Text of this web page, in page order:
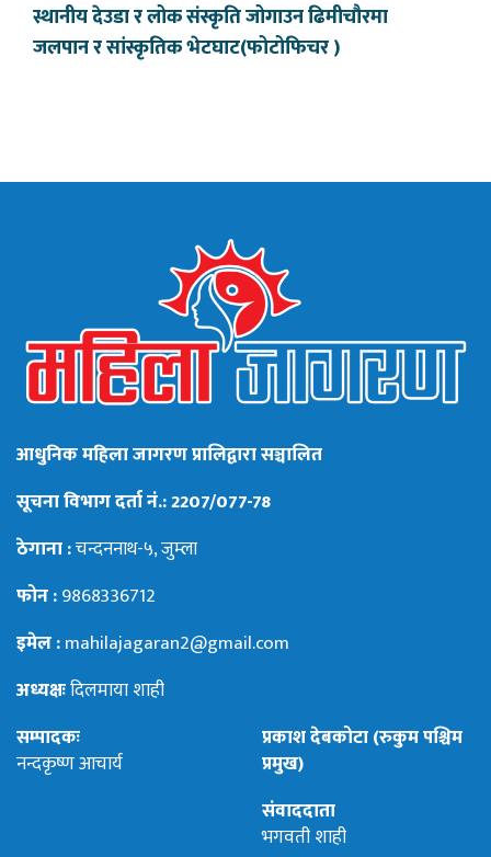
स्थानीय देउडा र लोक संस्कृति जोगाउन ढिमीचौरमा
जलपान र सांस्कृतिक भेटघाट(फोटोफिचर )
आधुनिक महिला जागरण प्रालिद्वारा सञ्चालित
सूचना विभाग दर्ता नं.: 2207/077-78
ठेगाना :चन्दननाथ-५, जुम्ला
फोन :9868336712
इमेल :mahilajagaran2@gmail.com
अध्यक्षःदिलमाया शाही
सम्पादकः
नन्दकृष्ण आचार्य
प्रकाश देबकोटा (रुकुम पश्चिम
प्रमुख)
संवाददाता
भगवती शाही